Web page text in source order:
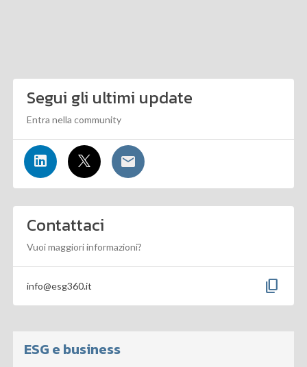
Segui gli ultimi update
Entra nella community
Contattaci
Vuoi maggiori informazioni?
info@esg360.it content_copy
ESG e business